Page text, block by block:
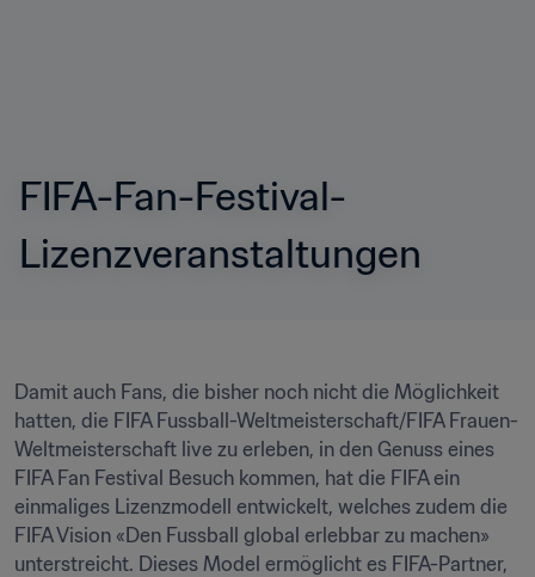
FIFA-Fan-Festival-
Lizenzveranstaltungen
Damit auch Fans, die bisher noch nicht die Möglichkeit
hatten, die FIFA Fussball-Weltmeisterschaft/FIFA Frauen-
Weltmeisterschaft live zu erleben, in den Genuss eines
FIFA Fan Festival Besuch kommen, hat die FIFA ein
einmaliges Lizenzmodell entwickelt, welches zudem die
FIFA Vision «Den Fussball global erlebbar zu machen»
unterstreicht. Dieses Model ermöglicht es FIFA-Partner,